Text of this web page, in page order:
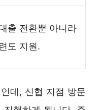
출 전환뿐 아니라
도 지원.
데, 신협 지점 방문